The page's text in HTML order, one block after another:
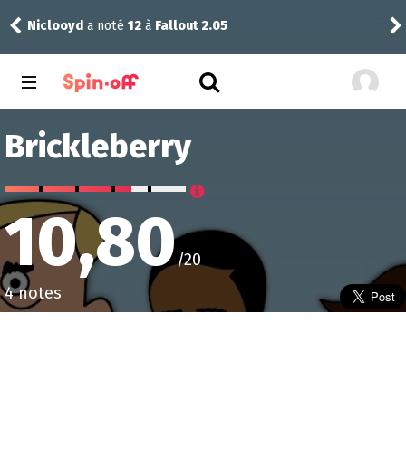
Vic24 a noté12àThe Best Immigrant 1.05
Brickleberry
10,80/20
4 notes